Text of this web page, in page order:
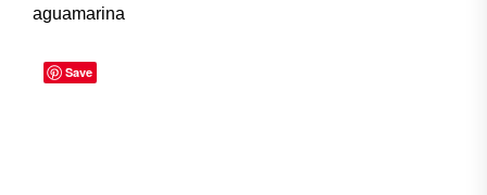
aguamarina
Save